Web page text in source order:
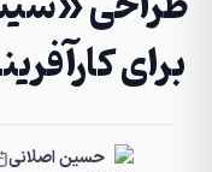
برای
حسین اصلانی